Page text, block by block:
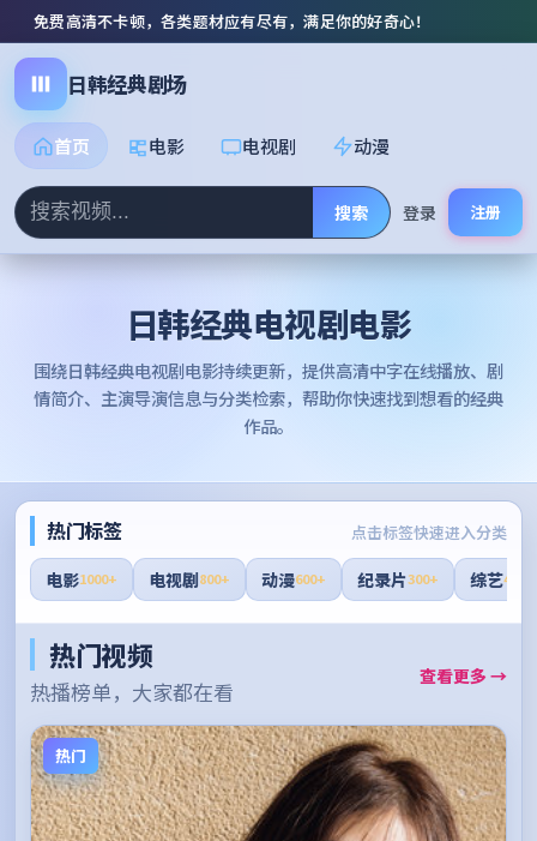
免费高清不卡顿，各类题材应有尽有，满足你的好奇心！
日韩经典剧场
首页 电影 电视剧 动漫
搜索 登录 注册
日韩经典电视剧电影
围绕日韩经典电视剧电影持续更新，提供高清中字在线播放、剧
情简介、主演导演信息与分类检索，帮助你快速找到想看的经典
作品。
热门标签 点击标签快速进入分类
电影1000+ 电视剧800+ 动漫600+ 纪录片300+ 综艺400+
热门视频
热播榜单，大家都在看
查看更多 →
热门